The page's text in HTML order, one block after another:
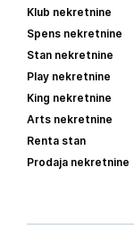
Klub nekretnine
Spens nekretnine
Stan nekretnine
Play nekretnine
King nekretnine
Arts nekretnine
Renta stan
Prodaja nekretnine